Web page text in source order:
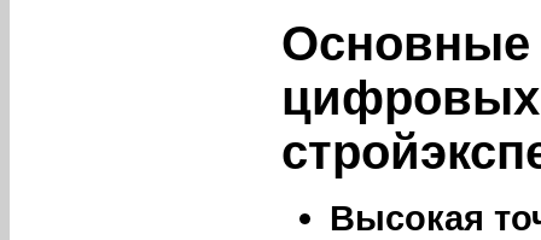
Основные
цифровых
Высокая